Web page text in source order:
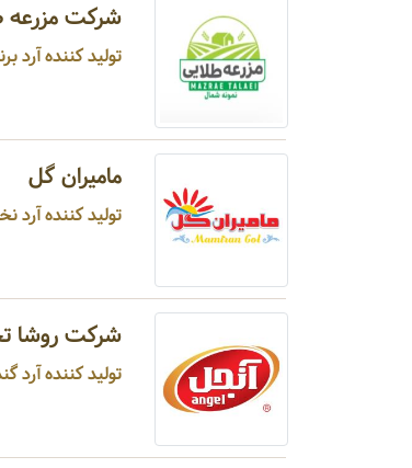
شرکت مزرعه
تولید کننده آرد
مامیران گل
تولید کننده آرد
شرکت روشا
تولید کننده آرد